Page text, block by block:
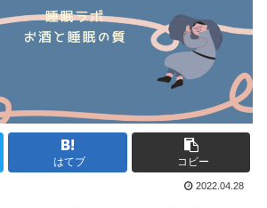
はてブ コピー
2022.04.28